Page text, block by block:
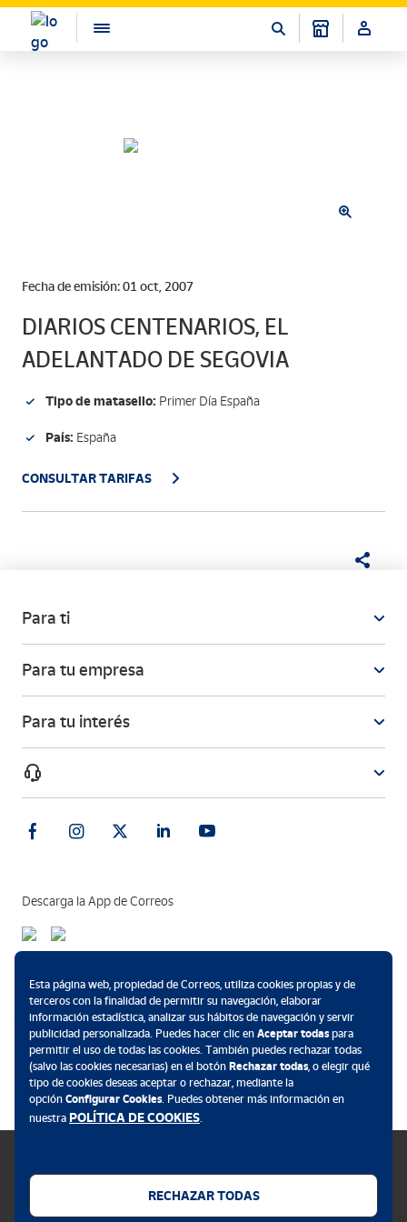
Fecha de emisión: 01 oct, 2007
DIARIOS CENTENARIOS, EL
ADELANTADO DE SEGOVIA
Tipo de matasello: Primer Día España
País: España
CONSULTAR TARIFAS
Para ti
Para tu empresa
Para tu interés
Descarga la App de Correos
Política de cookies
Esta página web, propiedad de Correos, utiliza cookies propias y de
terceros con la finalidad de permitir su navegación, elaborar
información estadística, analizar sus hábitos de navegación y servir
publicidad personalizada. Puedes hacer clic en Aceptar todaspara
permitir el uso de todas las cookies. También puedes rechazar todas
(salvo las cookies necesarias) en el botón Rechazar todas, o elegir qué
tipo de cookies deseas aceptar o rechazar, mediante la
opción Configurar Cookies. Puedes obtener más información en
nuestra POLÍTICA DE COOKIES.
RECHAZAR TODAS